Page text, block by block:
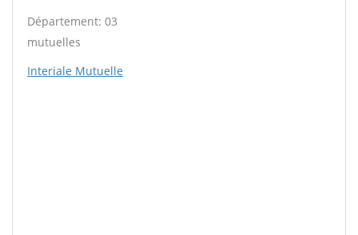
Département: 03
mutuelles
Interiale Mutuelle